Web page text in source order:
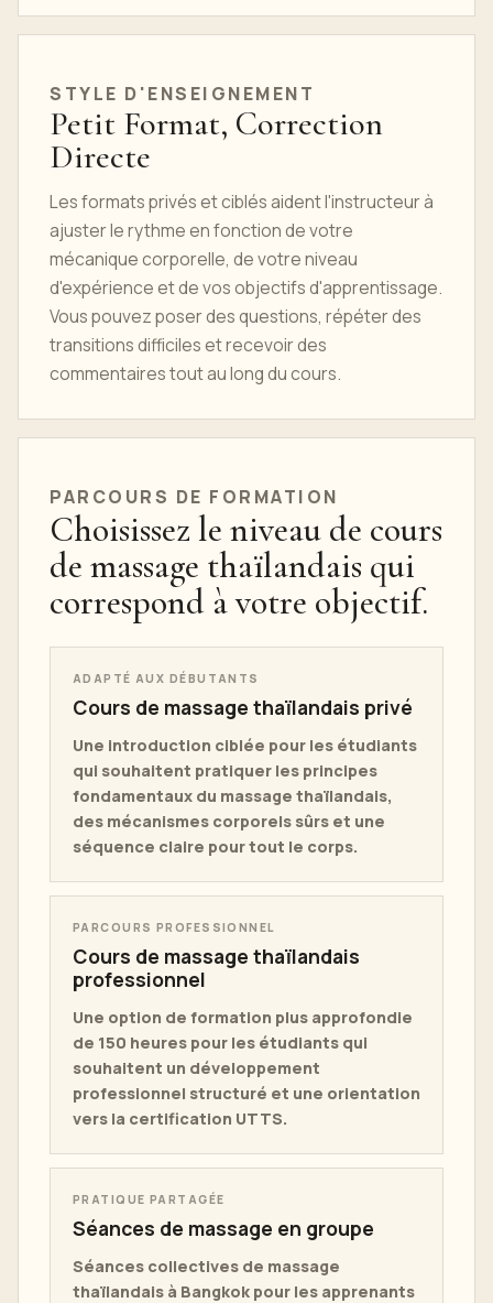
STYLE D'ENSEIGNEMENT
Petit Format, Correction
Directe
Les formats privés et ciblés aident l'instructeur à
ajuster le rythme en fonction de votre
mécanique corporelle, de votre niveau
d'expérience et de vos objectifs d'apprentissage.
Vous pouvez poser des questions, répéter des
transitions difficiles et recevoir des
commentaires tout au long du cours.
PARCOURS DE FORMATION
Choisissez le niveau de cours
de massage thaïlandais qui
correspond à votre objectif.
ADAPTÉ AUX DÉBUTANTS
Cours de massage thaïlandais privé
Une introduction ciblée pour les étudiants
qui souhaitent pratiquer les principes
fondamentaux du massage thaïlandais,
des mécanismes corporels sûrs et une
séquence claire pour tout le corps.
PARCOURS PROFESSIONNEL
Cours de massage thaïlandais
professionnel
Une option de formation plus approfondie
de 150 heures pour les étudiants qui
souhaitent un développement
professionnel structuré et une orientation
vers la certification UTTS.
PRATIQUE PARTAGÉE
Séances de massage en groupe
Séances collectives de massage
thaïlandais à Bangkok pour les apprenants